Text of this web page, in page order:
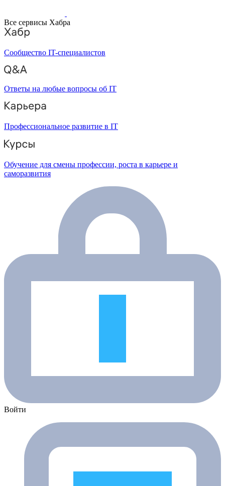
Все сервисы Хабра
Сообщество IT-специалистов
Ответы на любые вопросы об IT
Профессиональное развитие в IT
Обучение для смены профессии, роста в карьере и
саморазвития
Войти